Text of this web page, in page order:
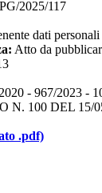
2025/117
dati personali
Atto da
- 967/2023 -
N. 100 DEL 15/
.pdf)